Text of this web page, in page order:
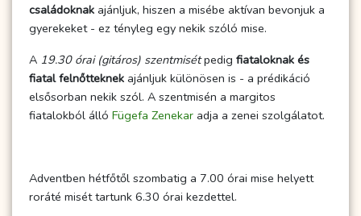
családoknak ajánljuk, hiszen a misébe aktívan bevonjuk a
gyerekeket - ez tényleg egy nekik szóló mise.
A 19.30 órai (gitáros) szentmisétpedig fiataloknak és
fiatal felnőtteknek ajánljuk különösen is - a prédikáció
elsősorban nekik szól. A szentmisén a margitos
fiatalokból álló Fügefa Zenekar adja a zenei szolgálatot.
Adventben hétfőtől szombatig a 7.00 órai mise helyett
roráté misét tartunk 6.30 órai kezdettel.